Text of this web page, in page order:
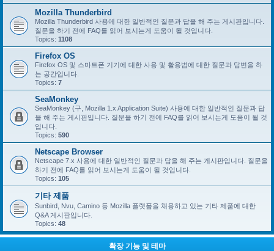
Mozilla Thunderbird
Mozilla Thunderbird 사용에 대한 일반적인 질문과 답을 해 주는 게시판입니다.
질문을 하기 전에 FAQ를 읽어 보시는게 도움이 될 것입니다.
Topics: 1108
Firefox OS
Firefox OS 및 스마트폰 기기에 대한 사용 및 활용법에 대한 질문과 답변을 하
는 공간입니다.
Topics: 7
SeaMonkey
SeaMonkey (구, Mozilla 1.x Application Suite) 사용에 대한 일반적인 질문과 답
을 해 주는 게시판입니다. 질문을 하기 전에 FAQ를 읽어 보시는게 도움이 될 것
입니다.
Topics: 590
Netscape Browser
Netscape 7.x 사용에 대한 일반적인 질문과 답을 해 주는 게시판입니다. 질문을
하기 전에 FAQ를 읽어 보시는게 도움이 될 것입니다.
Topics: 105
기타 제품
Sunbird, Nvu, Camino 등 Mozilla 플랫폼을 채용하고 있는 기타 제품에 대한
Q&A 게시판입니다.
Topics: 48
확장 기능 및 테마